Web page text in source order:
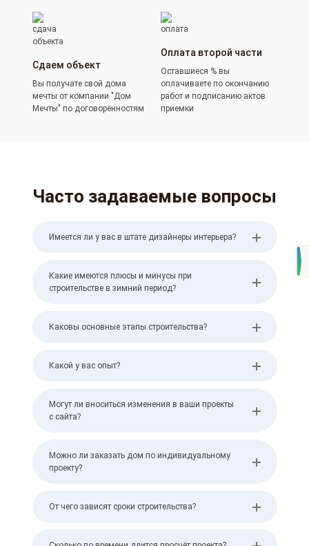
Сдаем объект
Вы получате свой дома
мечты от компании "Дом
Мечты" по договорённостям
Оплата второй части
Оставшиеся % вы
оплачиваете по окончанию
работ и подписанию актов
приемки
Часто задаваемые вопросы
Имеется ли у вас в штате дизайнеры интерьера?
Какие имеются плюсы и минусы при
строительстве в зимний период?
Каковы основные этапы строительства?
Какой у вас опыт?
Могут ли вноситься изменения в ваши проекты
с сайта?
Можно ли заказать дом по индивидуальному
проекту?
От чего зависят сроки строительства?